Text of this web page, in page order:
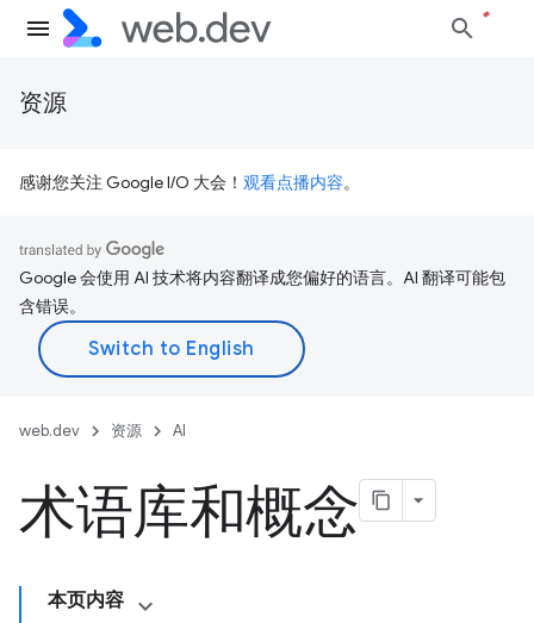
资源
感谢您关注 Google I/O 大会！ 观看点播内容。
Google 会使用 AI 技术将内容翻译成您偏好的语言。AI 翻译可能包
含错误。
web.dev 资源 AI
术语库和概念
本页内容